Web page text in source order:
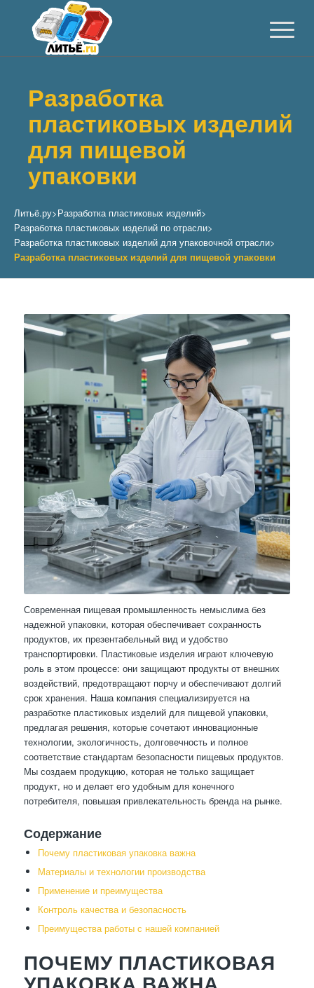
Разработка
пластиковых изделий
для пищевой
упаковки
Литьё.ру>Разработка пластиковых изделий>
Разработка пластиковых изделий по отрасли>
Разработка пластиковых изделий для упаковочной отрасли>
Разработка пластиковых изделий для пищевой упаковки
Современная пищевая промышленность немыслима без
надежной упаковки, которая обеспечивает сохранность
продуктов, их презентабельный вид и удобство
транспортировки. Пластиковые изделия играют ключевую
роль в этом процессе: они защищают продукты от внешних
воздействий, предотвращают порчу и обеспечивают долгий
срок хранения. Наша компания специализируется на
разработке пластиковых изделий для пищевой упаковки,
предлагая решения, которые сочетают инновационные
технологии, экологичность, долговечность и полное
соответствие стандартам безопасности пищевых продуктов.
Мы создаем продукцию, которая не только защищает
продукт, но и делает его удобным для конечного
потребителя, повышая привлекательность бренда на рынке.
Содержание
Почему пластиковая упаковка важна
Материалы и технологии производства
Применение и преимущества
Контроль качества и безопасность
Преимущества работы с нашей компанией
ПОЧЕМУ ПЛАСТИКОВАЯ
УПАКОВКА ВАЖНА